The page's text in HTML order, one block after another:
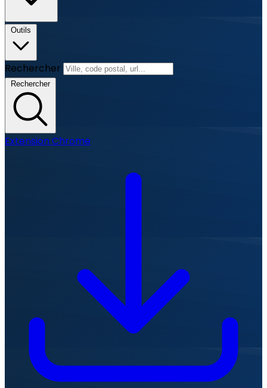
Outils
Rechercher
Rechercher
Extension Chrome